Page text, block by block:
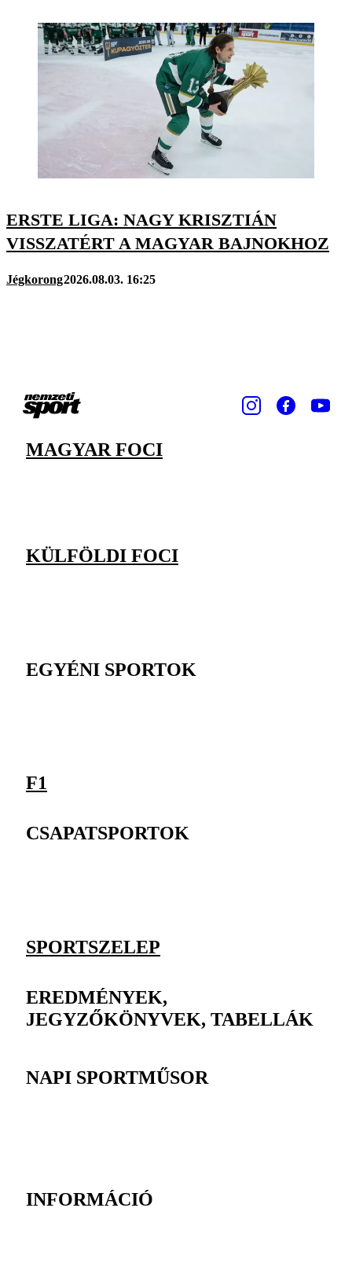
ERSTE LIGA: NAGY KRISZTIÁN
VISSZATÉRT A MAGYAR BAJNOKHOZ
Jégkorong2026.08.03. 16:25
MAGYAR FOCI
KÜLFÖLDI FOCI
EGYÉNI SPORTOK
F1
CSAPATSPORTOK
SPORTSZELEP
EREDMÉNYEK,
JEGYZŐKÖNYVEK, TABELLÁK
NAPI SPORTMŰSOR
INFORMÁCIÓ